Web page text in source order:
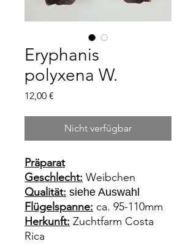
Eryphanis
polyxena W.
12,00 €
Nicht verfügbar
Präparat
Geschlecht: Weibchen
Qualität: siehe Auswahl
Flügelspanne: ca. 95-110mm
Herkunft: Zuchtfarm Costa
Rica